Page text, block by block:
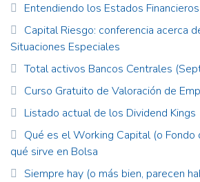
Entendiendo los Estados Financieros
Capital Riesgo: conferencia acerca
Situaciones Especiales
Total activos Bancos Centrales
Curso Gratuito de Valoración de
Listado actual de los Dividend Kings
Qué es el Working Capital (o Fondo
qué sirve en Bolsa
Siempre hay (o más bien, parecen